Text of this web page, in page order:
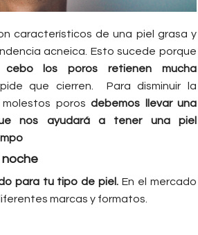
característicos de una piel grasa y
acneica. Esto sucede porque
cebo los poros retienen mucha
que cierren. Para disminuir la
molestos porosdebemos llevar una
nos ayudará a tener una piel
noche
para tu tipo de piel.En el mercado
marcas y formatos.